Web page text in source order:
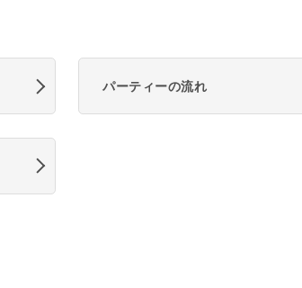
パーティーの流れ